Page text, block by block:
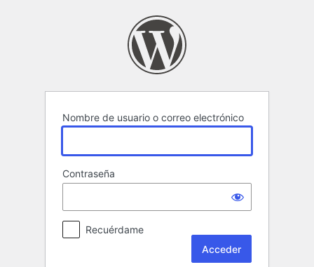
Nombre de usuario o correo electrónico
Contraseña
Recuérdame